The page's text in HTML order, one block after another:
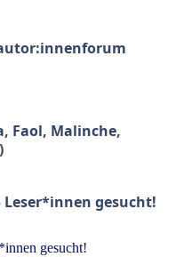
, Faol, Malinche,
)
gesucht!
gesucht!